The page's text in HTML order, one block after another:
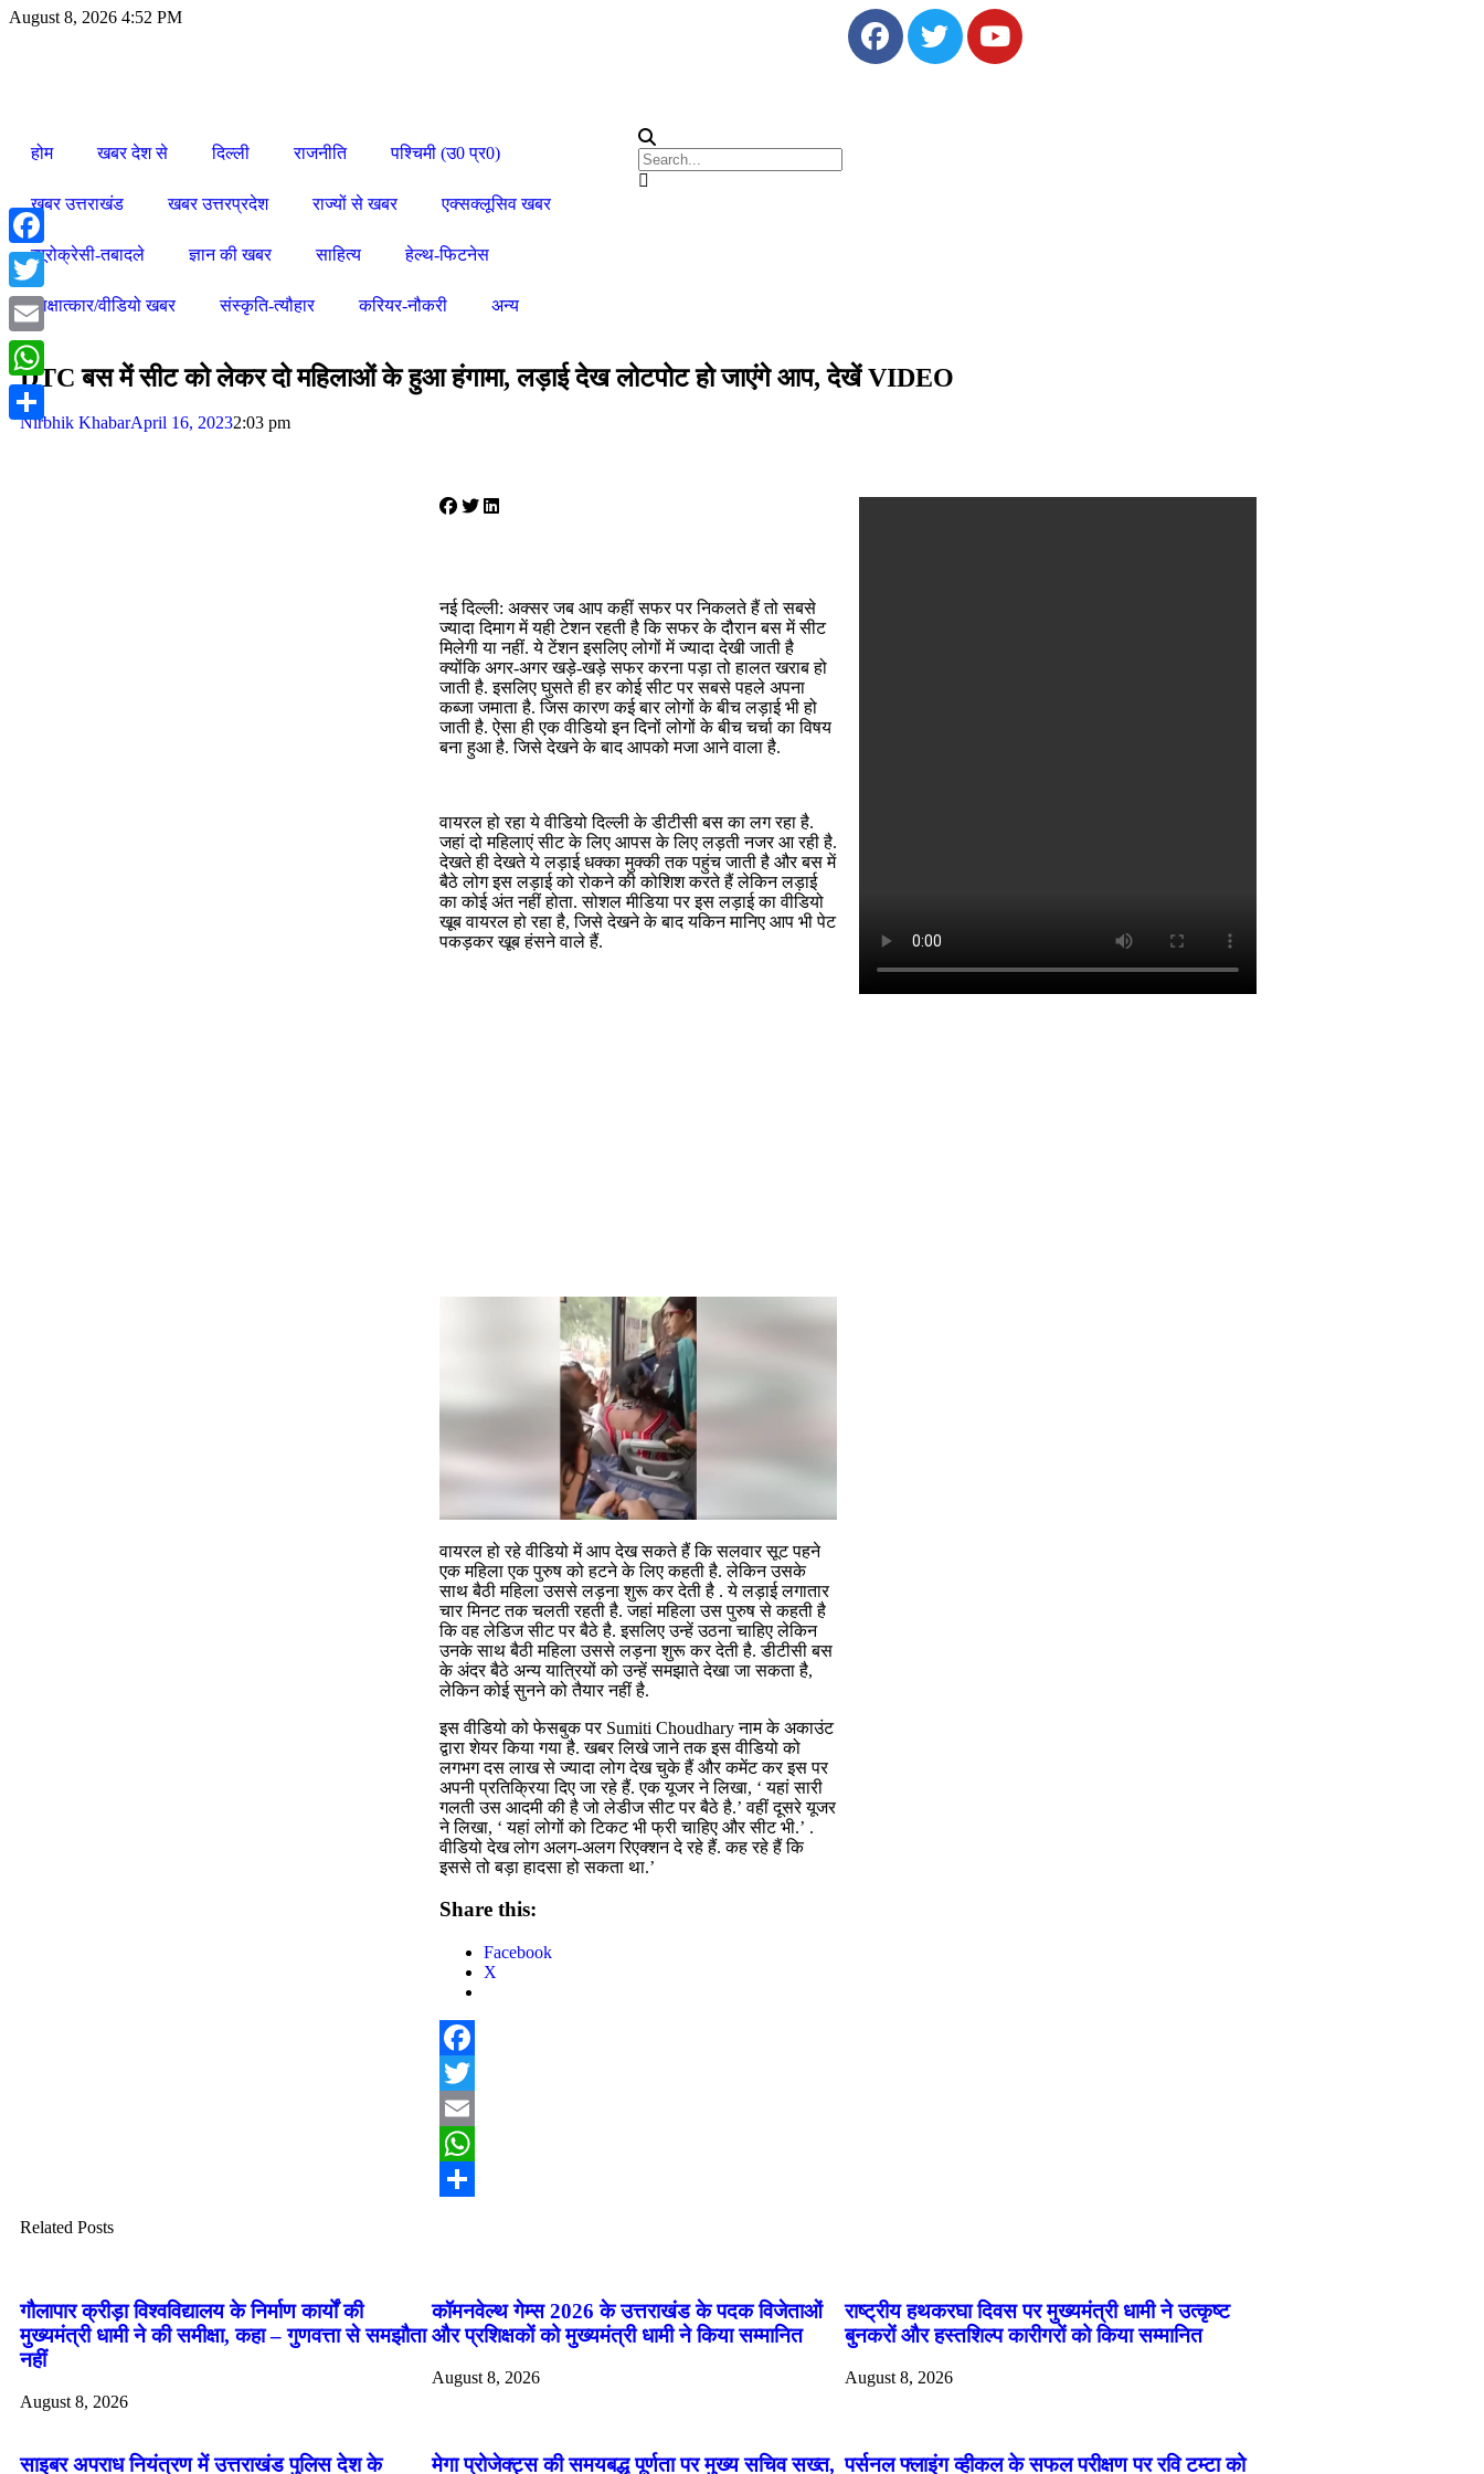
August 8, 2026 4:52 PM
होम खबर देश से दिल्ली राजनीति पश्चिमी (उ0 प्र0)
खबर उत्तराखंड खबर उत्तरप्रदेश राज्यों से खबर एक्सक्लूसिव खबर
ब्यूरोक्रेसी-तबादले ज्ञान की खबर साहित्य हेल्थ-फिटनेस
साक्षात्कार/वीडियो खबर संस्कृति-त्यौहार करियर-नौकरी अन्य
DTC बस में सीट को लेकर दो महिलाओं के हुआ हंगामा, लड़ाई देख लोटपोट हो जाएंगे आप, देखें VIDEO
Nirbhik KhabarApril 16, 20232:03 pm
नई दिल्ली: अक्सर जब आप कहीं सफर पर निकलते हैं तो सबसे
ज्यादा दिमाग में यही टेशन रहती है कि सफर के दौरान बस में सीट
मिलेगी या नहीं. ये टेंशन इसलिए लोगों में ज्यादा देखी जाती है
क्योंकि अगर-अगर खड़े-खड़े सफर करना पड़ा तो हालत खराब हो
जाती है. इसलिए घुसते ही हर कोई सीट पर सबसे पहले अपना
कब्जा जमाता है. जिस कारण कई बार लोगों के बीच लड़ाई भी हो
जाती है. ऐसा ही एक वीडियो इन दिनों लोगों के बीच चर्चा का विषय
बना हुआ है. जिसे देखने के बाद आपको मजा आने वाला है.
वायरल हो रहा ये वीडियो दिल्ली के डीटीसी बस का लग रहा है.
जहां दो महिलाएं सीट के लिए आपस के लिए लड़ती नजर आ रही है.
देखते ही देखते ये लड़ाई धक्का मुक्की तक पहुंच जाती है और बस में
बैठे लोग इस लड़ाई को रोकने की कोशिश करते हैं लेकिन लड़ाई
का कोई अंत नहीं होता. सोशल मीडिया पर इस लड़ाई का वीडियो
खूब वायरल हो रहा है, जिसे देखने के बाद यकिन मानिए आप भी पेट
पकड़कर खूब हंसने वाले हैं.
वायरल हो रहे वीडियो में आप देख सकते हैं कि सलवार सूट पहने
एक महिला एक पुरुष को हटने के लिए कहती है. लेकिन उसके
साथ बैठी महिला उससे लड़ना शुरू कर देती है . ये लड़ाई लगातार
चार मिनट तक चलती रहती है. जहां महिला उस पुरुष से कहती है
कि वह लेडिज सीट पर बैठे है. इसलिए उन्हें उठना चाहिए लेकिन
उनके साथ बैठी महिला उससे लड़ना शुरू कर देती है. डीटीसी बस
के अंदर बैठे अन्य यात्रियों को उन्हें समझाते देखा जा सकता है,
लेकिन कोई सुनने को तैयार नहीं है.
इस वीडियो को फेसबुक पर Sumiti Choudhary नाम के अकाउंट
द्वारा शेयर किया गया है. खबर लिखे जाने तक इस वीडियो को
लगभग दस लाख से ज्यादा लोग देख चुके हैं और कमेंट कर इस पर
अपनी प्रतिक्रिया दिए जा रहे हैं. एक यूजर ने लिखा, ‘ यहां सारी
गलती उस आदमी की है जो लेडीज सीट पर बैठे है.’ वहीं दूसरे यूजर
ने लिखा, ‘ यहां लोगों को टिकट भी फ्री चाहिए और सीट भी.’ .
वीडियो देख लोग अलग-अलग रिएक्शन दे रहे हैं. कह रहे हैं कि
इससे तो बड़ा हादसा हो सकता था.’
Share this:
Facebook
X
Facebook
Twitter
Email
WhatsApp
Related Posts
गौलापार क्रीड़ा विश्वविद्यालय के निर्माण कार्यों की
मुख्यमंत्री धामी ने की समीक्षा, कहा – गुणवत्ता से समझौता
नहीं
August 8, 2026
कॉमनवेल्थ गेम्स 2026 के उत्तराखंड के पदक विजेताओं
और प्रशिक्षकों को मुख्यमंत्री धामी ने किया सम्मानित
August 8, 2026
राष्ट्रीय हथकरघा दिवस पर मुख्यमंत्री धामी ने उत्कृष्ट
बुनकरों और हस्तशिल्प कारीगरों को किया सम्मानित
August 8, 2026
साइबर अपराध नियंत्रण में उत्तराखंड पुलिस देश के मेगा प्रोजेक्ट्स की समयबद्ध पूर्णता पर मुख्य सचिव सख्त, पर्सनल फ्लाइंग व्हीकल के सफल परीक्षण पर रवि टम्टा को
Facebook
Twitter
Email
WhatsApp